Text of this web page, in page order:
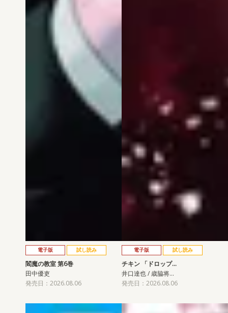
電子版 試し読み
閻魔の教室 第6巻
田中優吏
発売日：2026.08.06
電子版 試し読み
チキン 「ドロップ…
井口達也 / 歳脇将…
発売日：2026.08.06